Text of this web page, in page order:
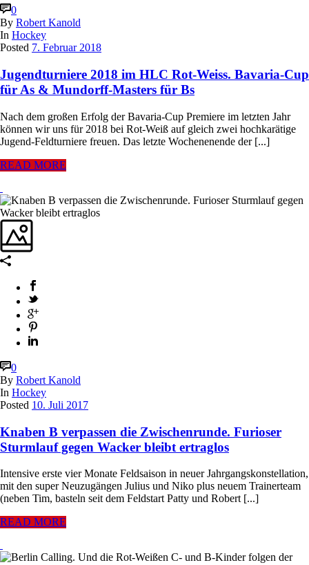
0
By Robert Kanold
In Hockey
Posted 7. Februar 2018
Jugendturniere 2018 im HLC Rot-Weiss. Bavaria-Cup
für As & Mundorff-Masters für Bs
Nach dem großen Erfolg der Bavaria-Cup Premiere im letzten Jahr
können wir uns für 2018 bei Rot-Weiß auf gleich zwei hochkarätige
Jugend-Feldturniere freuen. Das letzte Wochenenende der [...]
READ MORE
0
By Robert Kanold
In Hockey
Posted 10. Juli 2017
Knaben B verpassen die Zwischenrunde. Furioser
Sturmlauf gegen Wacker bleibt ertraglos
Intensive erste vier Monate Feldsaison in neuer Jahrgangskonstellation,
mit den super Neuzugängen Julius und Niko plus neuem Trainerteam
(neben Tim, basteln seit dem Feldstart Patty und Robert [...]
READ MORE